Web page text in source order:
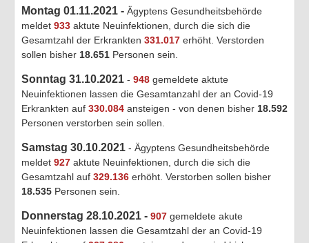
Montag 01.11.2021 - Ägyptens Gesundheitsbehörde
meldet 933 aktute Neuinfektionen, durch die sich die
Gesamtzahl der Erkrankten 331.017 erhöht. Verstorden
sollen bisher 18.651 Personen sein.
Sonntag 31.10.2021 - 948 gemeldete aktute
Neuinfektionen lassen die Gesamtanzahl der an Covid-19
Erkrankten auf 330.084 ansteigen - von denen bisher 18.592
Personen verstorben sein sollen.
Samstag 30.10.2021 - Ägyptens Gesundheitsbehörde
meldet 927 aktute Neuinfektionen, durch die sich die
Gesamtzahl auf 329.136 erhöht. Verstorben sollen bisher
18.535 Personen sein.
Donnerstag 28.10.2021 - 907 gemeldete akute
Neuinfektionen lassen die Gesamtzahl der an Covid-19